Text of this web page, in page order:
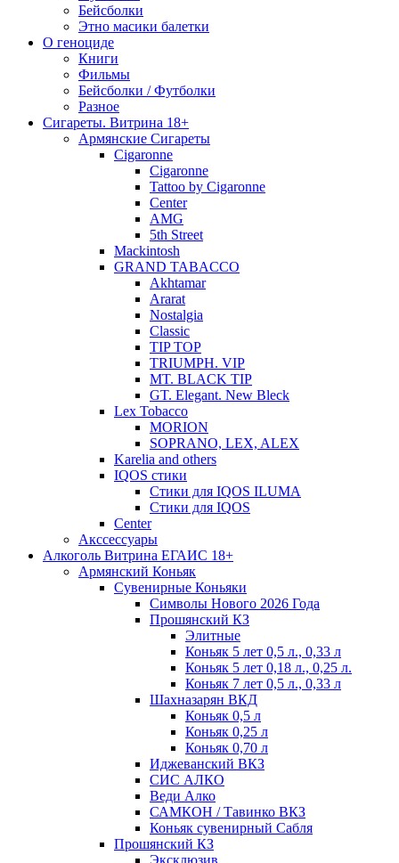
Бейсболки
Этно масики балетки
О геноциде
Книги
Фильмы
Бейсболки / Футболки
Разное
Сигареты. Витрина 18+
Армянские Сигареты
Cigaronne
Cigaronne
Tattoo by Cigaronne
Center
AMG
5th Street
Mackintosh
GRAND TABACCO
Akhtamar
Ararat
Nostalgia
Classic
TIP TOP
TRIUMPH. VIP
MT. BLACK TIP
GT. Elegant. New Bleck
Lex Tobacco
MORION
SOPRANO, LEX, ALEX
Karelia and others
IQOS стики
Стики для IQOS ILUMA
Стики для IQOS
Сenter
Акссессуары
Алкоголь Витрина ЕГАИС 18+
Армянский Коньяк
Сувенирные Коньяки
Символы Нового 2026 Года
Прошянский КЗ
Элитные
Коньяк 5 лет 0,5 л., 0,33 л
Коньяк 5 лет 0,18 л., 0,25 л.
Коньяк 7 лет 0,5 л., 0,33 л
Шахназарян ВКД
Коньяк 0,5 л
Коньяк 0,25 л
Коньяк 0,70 л
Иджеванский ВКЗ
СИС АЛКО
Веди Алко
САМКОН / Тавинко ВКЗ
Коньяк сувенирный Сабля
Прошянский КЗ
Эксклюзив